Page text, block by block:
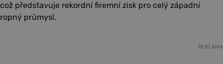
což představuje rekordní firemní zisk pro celý západní
ropný průmysl.
REKLAMA